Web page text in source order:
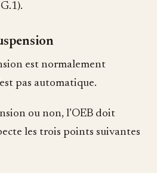
est normalement
pas automatique.
ou non, l’OEB doit
les trois points suivantes